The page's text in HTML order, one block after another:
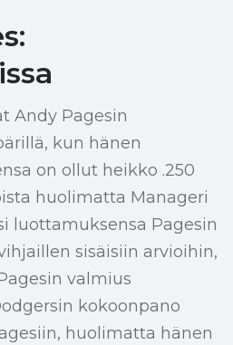
Andy Pagesin
kun hänen
on ollut heikko .250
huolimatta Manageri
luottamuksensa Pagesin
sisäisiin arvioihin,
valmius
kokoonpano
huolimatta hänen